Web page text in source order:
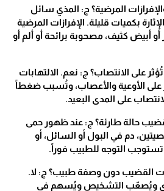
المرضية؟ ج: المذي سائل
بكميات قليلة. الإفرازات المرضية
أبيض كثيف، مصحوبة برائحة أو ألم أو
على الانتصاب؟ ج: نعم. الالتهابات
على الأوعية والأعصاب، وتُسبب ضغطاً
على المدى البعيد.
حالة طارئة؟ ج: عند ظهور حمى
دم في البول أو السائل، أو
التوجه للطبيب فوراً.
القضيب دون وصفة طبيب؟ ج: لا.
ويُصعّب التشخيص ويُسهم في